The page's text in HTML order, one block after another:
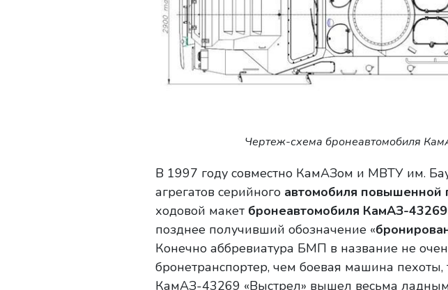
Чертеж-схема бронеавтомобиля
В 1997 году совместно КамАЗом и МВТУ им.
агрегатов серийного автомобиля
ходовой макет бронеавтомобиля КамАЗ-
позднее получивший обозначение «
Конечно аббревиатура БМП в название не
бронетранспортер, чем боевая машина
КамАЗ-43269 «Выстрел» вышел весьма ладным